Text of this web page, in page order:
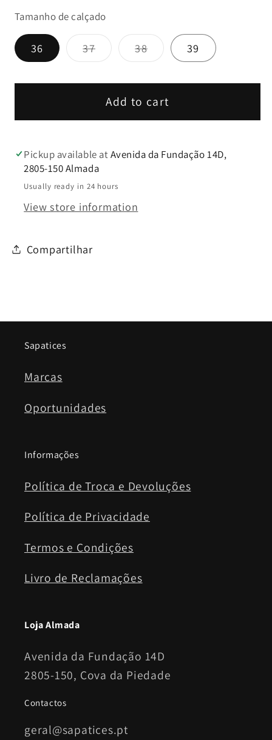
for
Botim
Walk
Go
Estampado
for
Botim
Walk
Go
Estampado
Tamanho de calçado
36 37Variant
sold
or
38Variant
sold
or
39
Add to cart
Pickup available atAvenida da Fundação 14D,
2805-150 Almada
Usually ready in 24 hours
View store information
Compartilhar
Sapatices
Marcas
Oportunidades
Informações
Política de Troca e Devoluções
Política de Privacidade
Termos e Condições
Livro de Reclamações
Loja Almada
Avenida da Fundação 14D
2805-150, Cova da Piedade
Contactos
geral@sapatices.pt